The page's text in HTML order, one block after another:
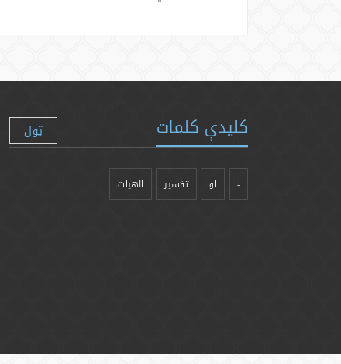
کلیدې کلمات ټول
- او تفسیر الهیات